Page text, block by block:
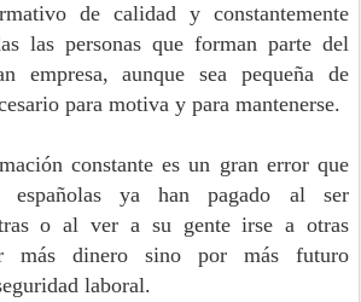
de calidad y constantemente
las personas que forman parte del
empresa, aunque sea pequeña de
para motiva y para mantenerse.
constante es un gran error que
españolas ya han pagado al ser
o al ver a su gente irse a otras
más dinero sino por más futuro
laboral.